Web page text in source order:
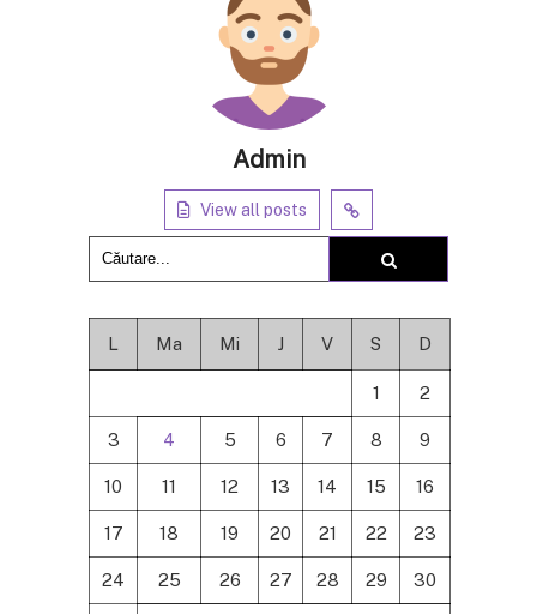
Admin
View all posts
L Ma Mi J V S D
1 2
3 4 5 6 7 8 9
10 11 12 13 14 15 16
17 18 19 20 21 22 23
24 25 26 27 28 29 30